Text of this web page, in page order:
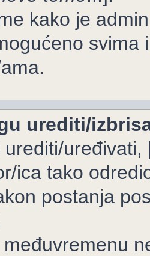
kako je
svima
urediti/
urediti/
ica tako
postanja